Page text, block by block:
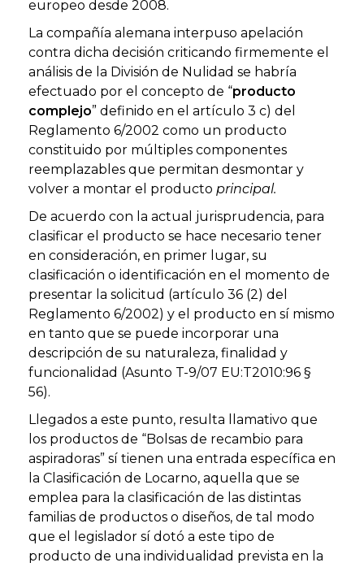
europeo desde 2008.
La compañía alemana interpuso apelación
contra dicha decisión criticando firmemente el
análisis de la División de Nulidad se habría
efectuado por el concepto de “producto
complejo” definido en el artículo 3 c) del
Reglamento 6/2002 como un producto
constituido por múltiples componentes
reemplazables que permitan desmontar y
volver a montar el producto principal.
De acuerdo con la actual jurisprudencia, para
clasificar el producto se hace necesario tener
en consideración, en primer lugar, su
clasificación o identificación en el momento de
presentar la solicitud (artículo 36 (2) del
Reglamento 6/2002) y el producto en sí mismo
en tanto que se puede incorporar una
descripción de su naturaleza, finalidad y
funcionalidad (Asunto T-9/07 EU:T2010:96 §
56).
Llegados a este punto, resulta llamativo que
los productos de “Bolsas de recambio para
aspiradoras” sí tienen una entrada específica en
la Clasificación de Locarno, aquella que se
emplea para la clasificación de las distintas
familias de productos o diseños, de tal modo
que el legislador sí dotó a este tipo de
producto de una individualidad prevista en la